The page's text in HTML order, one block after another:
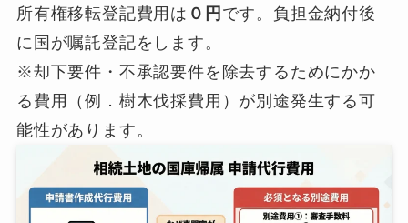
所有権移転登記費用は ０円 です。負担金納付後
に国が嘱託登記をします。
※却下要件・不承認要件を除去するためにかか
る費用（例．樹木伐採費用）が別途発生する可
能性があります。